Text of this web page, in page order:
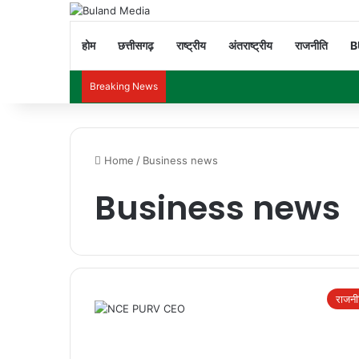
होम छत्तीसगढ़ राष्ट्रीय अंतराष्ट्रीय राजनीति
Breaking News
Home / Business news
Business news